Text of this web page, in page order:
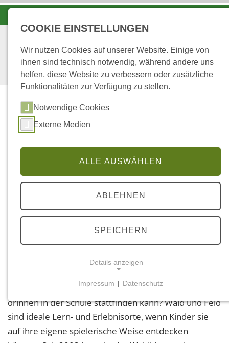
STARTSEITE
...
WALDKLASSENZIMMER
Waldklassenzimmer
Waldklassenzimmer
Mehr als 20 Jahre Waldklassenzimmer im Forstamt
"Raus ins Grüne!" Wer sagt denn, dass Unterricht nur
drinnen in der Schule stattfinden kann? Wald und Feld
sind ideale Lern- und Erlebnisorte, wenn Kinder sie
auf ihre eigene spielerische Weise entdecken
COOKIE EINSTELLUNGEN
Wir nutzen Cookies auf unserer Website. Einige von
ihnen sind technisch notwendig, während andere uns
helfen, diese Website zu verbessern oder zusätzliche
Funktionalitäten zur Verfügung zu stellen.
Notwendige Cookies
Externe Medien
ALLE AUSWÄHLEN
ABLEHNEN
SPEICHERN
Details anzeigen
Notwendige Cookies ermöglichen grundlegende
Funktionen und sind für die einwandfreie Funktion
der Website erforderlich.
Impressum | Datenschutz